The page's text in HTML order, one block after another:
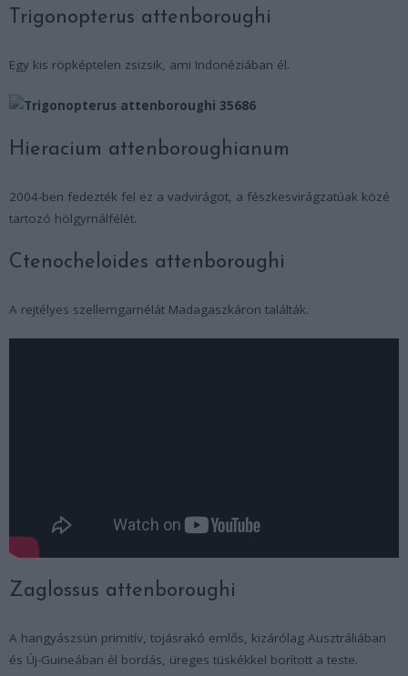
Trigonopterus attenboroughi
Egy kis röpképtelen zsizsik, ami Indonéziában él.
Hieracium attenboroughianum
2004-ben fedezték fel ez a vadvirágot, a fészkesvirágzatúak közé
tartozó hölgymálfélét.
Ctenocheloides attenboroughi
A rejtélyes szellemgarnélát Madagaszkáron találták.
Zaglossus attenboroughi
A hangyászsün primitív, tojásrakó emlős, kizárólag Ausztráliában
és Új-Guineában él bordás, üreges tüskékkel borított a teste.